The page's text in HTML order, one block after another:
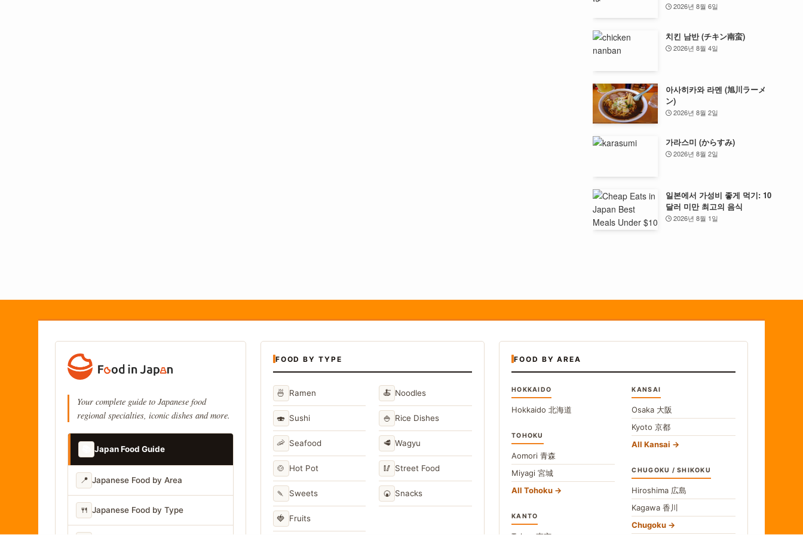
2026년 8월 6일
치킨 남반 (チキン南蛮)
2026년 8월 4일
아사히카와 라멘 (旭川ラーメ
ン)
2026년 8월 2일
가라스미 (からすみ)
2026년 8월 2일
일본에서 가성비 좋게 먹기: 10
달러 미만 최고의 음식
2026년 8월 1일
Your complete guide to Japanese food
regional specialties, iconic dishes and more.
Japan Food Guide
📍 Japanese Food by Area
🍴 Japanese Food by Type
FOOD BY TYPE
🍜 Ramen 🍝 Noodles
🍣 Sushi 🍚 Rice Dishes
🦐 Seafood 🥩 Wagyu
🍲 Hot Pot 🥢 Street Food
🍡 Sweets 🍘 Snacks
🍓 Fruits
FOOD BY AREA
HOKKAIDO
Hokkaido 北海道
TOHOKU
Aomori 青森
Miyagi 宮城
All Tohoku
KANTO
KANSAI
Osaka 大阪
Kyoto京都
All Kansai
CHUGOKU / SHIKOKU
Hiroshima 広島
Kagawa香川
Chugoku